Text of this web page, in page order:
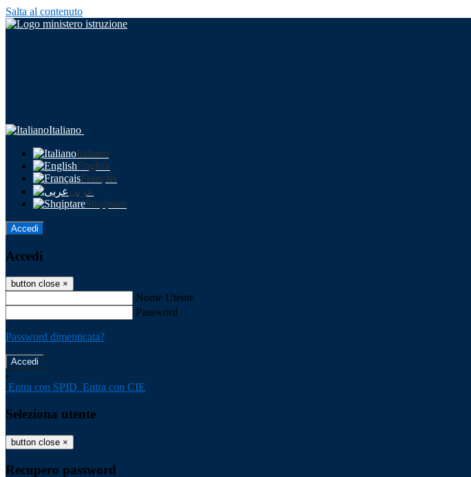
Salta al contenuto
Italiano
Italiano
English
Français
عربى
Shqiptare
Accedi
Accedi
button close ×
Nome Utente
Password
Password dimenticata?
-
Entra con SPID Entra con CIE
Seleziona utente
button close ×
Recupero password